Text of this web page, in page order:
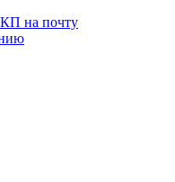
на почту